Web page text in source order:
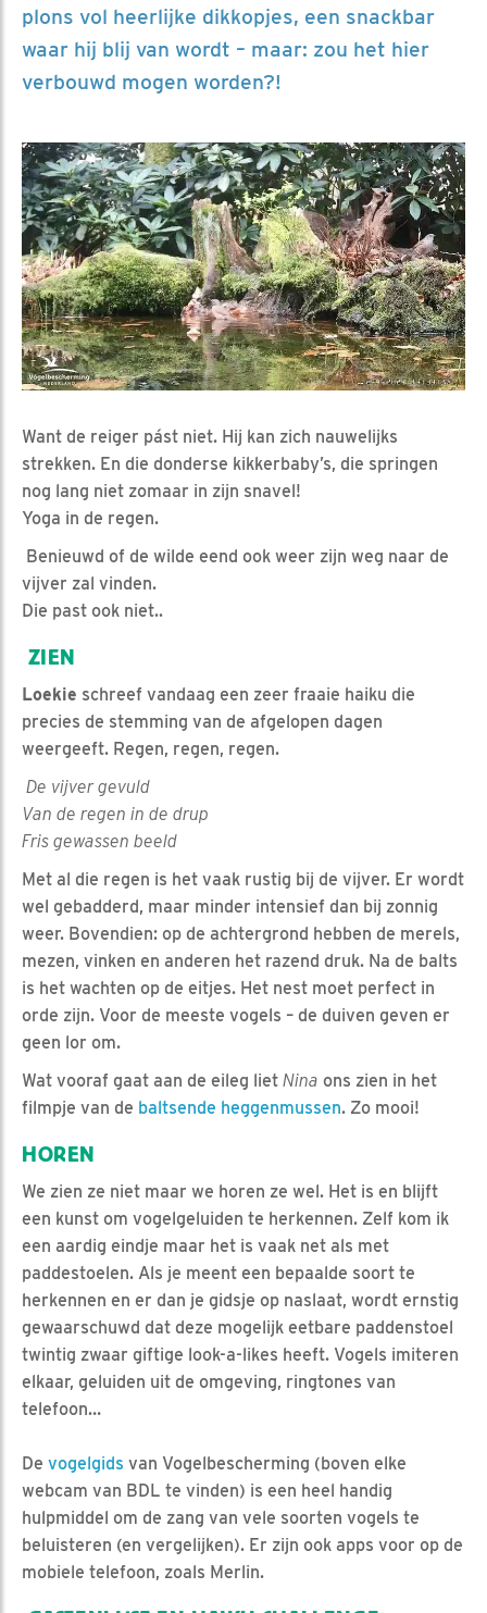
plons vol heerlijke dikkopjes, een snackbar
waar hij blij van wordt – maar: zou het hier
verbouwd mogen worden?!
Want de reiger pást niet. Hij kan zich nauwelijks
strekken. En die donderse kikkerbaby’s, die springen
nog lang niet zomaar in zijn snavel!
Yoga in de regen.
Benieuwd of de wilde eend ook weer zijn weg naar de
vijver zal vinden.
Die past ook niet..
ZIEN
Loekie schreef vandaag een zeer fraaie haiku die
precies de stemming van de afgelopen dagen
weergeeft. Regen, regen, regen.
De vijver gevuld
Van de regen in de drup
Fris gewassen beeld
Met al die regen is het vaak rustig bij de vijver. Er wordt
wel gebadderd, maar minder intensief dan bij zonnig
weer. Bovendien: op de achtergrond hebben de merels,
mezen, vinken en anderen het razend druk. Na de balts
is het wachten op de eitjes. Het nest moet perfect in
orde zijn. Voor de meeste vogels – de duiven geven er
geen lor om.
Wat vooraf gaat aan de eileg liet Nina ons zien in het
filmpje van de baltsende heggenmussen. Zo mooi!
HOREN
We zien ze niet maar we horen ze wel. Het is en blijft
een kunst om vogelgeluiden te herkennen. Zelf kom ik
een aardig eindje maar het is vaak net als met
paddestoelen. Als je meent een bepaalde soort te
herkennen en er dan je gidsje op naslaat, wordt ernstig
gewaarschuwd dat deze mogelijk eetbare paddenstoel
twintig zwaar giftige look-a-likes heeft. Vogels imiteren
elkaar, geluiden uit de omgeving, ringtones van
telefoon…
De vogelgids van Vogelbescherming (boven elke
webcam van BDL te vinden) is een heel handig
hulpmiddel om de zang van vele soorten vogels te
beluisteren (en vergelijken). Er zijn ook apps voor op de
mobiele telefoon, zoals Merlin.